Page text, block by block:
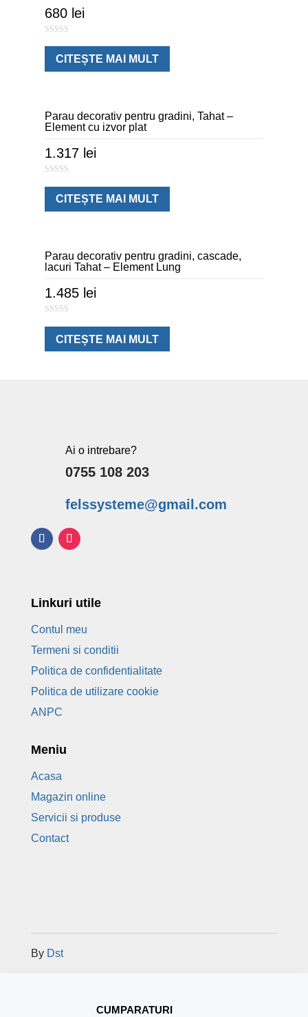
680 lei
o
o
CITEȘTE MAI MULT
Parau decorativ pentru gradini, Tahat –
Element cu izvor plat
1.317 lei
o
o
CITEȘTE MAI MULT
Parau decorativ pentru gradini, cascade,
lacuri Tahat – Element Lung
1.485 lei
o
o
CITEȘTE MAI MULT
Ai o intrebare?
0755 108 203
felssysteme@gmail.com
Linkuri utile
Contul meu
Termeni si conditii
Politica de confidentialitate
Politica de utilizare cookie
ANPC
Meniu
Acasa
Magazin online
Servicii si produse
Contact
By Dst
CUMPARATURI